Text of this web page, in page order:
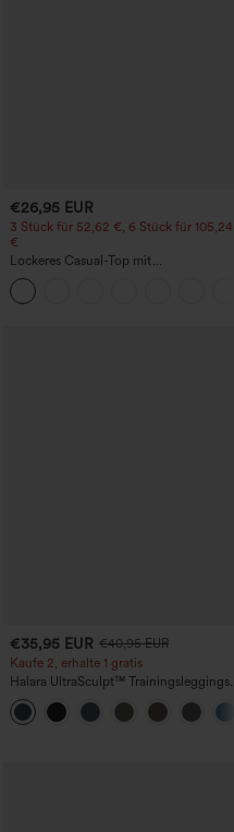
€26,95 EUR
3 Stück für 52,62 €, 6 Stück für 105,24
€
Lockeres Casual-Top mit
Rundhalsausschnitt und
Fledermausärmeln
€35,95 EUR €40,95 EUR
Kaufe 2, erhalte 1 gratis
Halara UltraSculpt™ Trainingsleggings
mit hohem Bund – raffende Push-up-
Po-Form, Bauchkontrolle, Taschen und
formende Passform